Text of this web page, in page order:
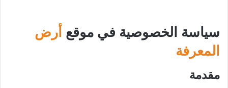
سياسة الخصوصية في موقع أرض
المعرفة
مقدمة